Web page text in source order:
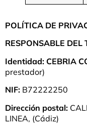
POLÍTICA DE
RESPONSABLE DEL
Identidad: CEBRIA
prestador)
NIF: B72222250
Dirección postal:
LINEA, (Cádiz)